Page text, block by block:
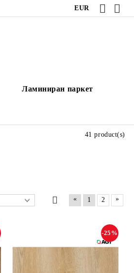
EUR
Ламиниран паркет
41 product(s)
« 1 2 »
-25%